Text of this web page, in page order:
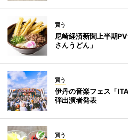
買う
尼崎経済新聞上半期
さんうどん」
買う
伊丹の音楽フェス「
弾出演者発表
買う